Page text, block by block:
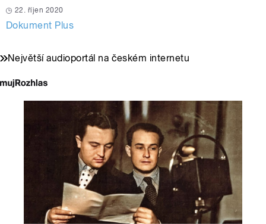
22. říjen 2020
Dokument Plus
Největší audioportál na českém internetu